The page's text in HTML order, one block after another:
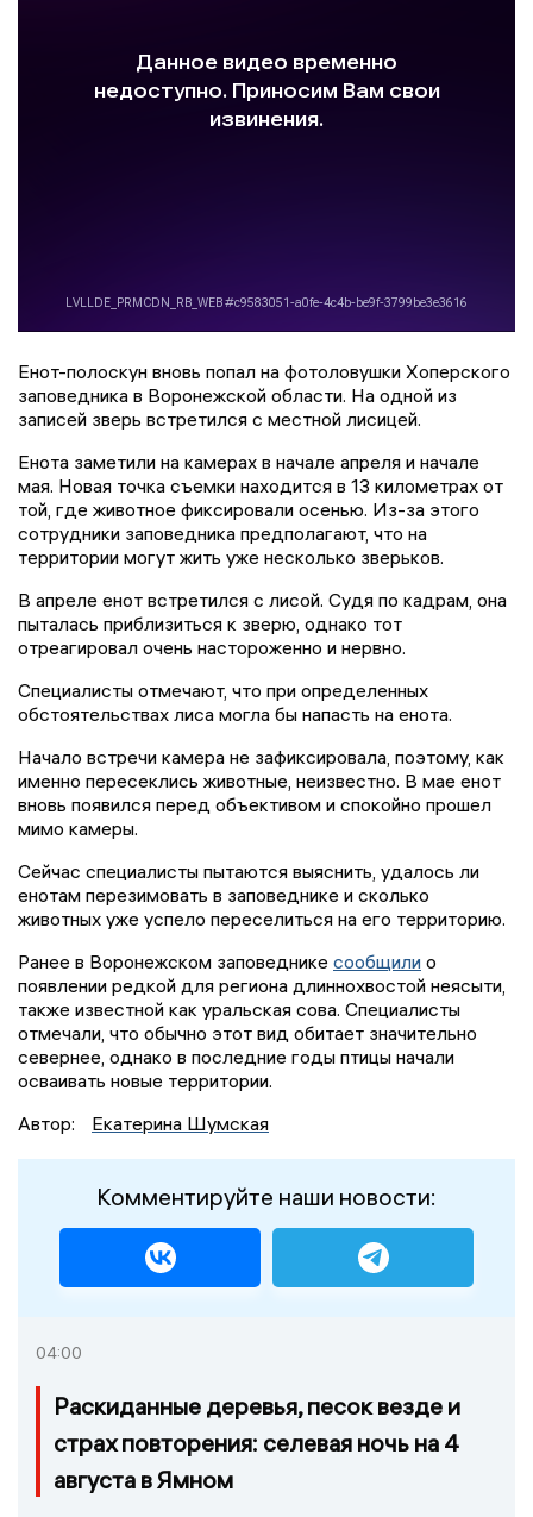
Енот-полоскун вновь попал на фотоловушки Хоперского
заповедника в Воронежской области. На одной из
записей зверь встретился с местной лисицей.
Енота заметили на камерах в начале апреля и начале
мая. Новая точка съемки находится в 13 километрах от
той, где животное фиксировали осенью. Из-за этого
сотрудники заповедника предполагают, что на
территории могут жить уже несколько зверьков.
В апреле енот встретился с лисой. Судя по кадрам, она
пыталась приблизиться к зверю, однако тот
отреагировал очень настороженно и нервно.
Специалисты отмечают, что при определенных
обстоятельствах лиса могла бы напасть на енота.
Начало встречи камера не зафиксировала, поэтому, как
именно пересеклись животные, неизвестно. В мае енот
вновь появился перед объективом и спокойно прошел
мимо камеры.
Сейчас специалисты пытаются выяснить, удалось ли
енотам перезимовать в заповеднике и сколько
животных уже успело переселиться на его территорию.
Ранее в Воронежском заповеднике сообщили о
появлении редкой для региона длиннохвостой неясыти,
также известной как уральская сова. Специалисты
отмечали, что обычно этот вид обитает значительно
севернее, однако в последние годы птицы начали
осваивать новые территории.
Автор:
Екатерина Шумская
Комментируйте наши новости:
04:00
Раскиданные деревья, песок везде и
страх повторения: селевая ночь на 4
августа в Ямном